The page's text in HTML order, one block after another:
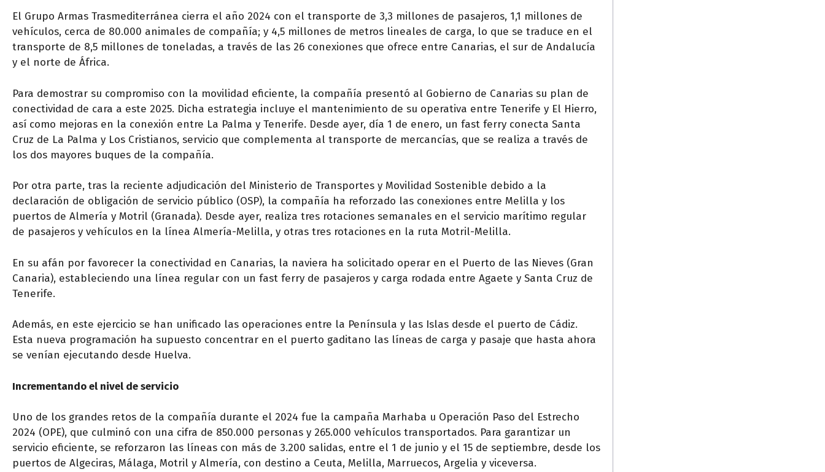
El Grupo Armas Trasmediterránea cierra el año 2024 con el transporte de 3,3 millones de pasajeros, 1,1 millones de
vehículos, cerca de 80.000 animales de compañía; y 4,5 millones de metros lineales de carga, lo que se traduce en el
transporte de 8,5 millones de toneladas, a través de las 26 conexiones que ofrece entre Canarias, el sur de Andalucía
y el norte de África.
Para demostrar su compromiso con la movilidad eficiente, la compañía presentó al Gobierno de Canarias su plan de
conectividad de cara a este 2025. Dicha estrategia incluye el mantenimiento de su operativa entre Tenerife y El Hierro,
así como mejoras en la conexión entre La Palma y Tenerife. Desde ayer, día 1 de enero, un fast ferry conecta Santa
Cruz de La Palma y Los Cristianos, servicio que complementa al transporte de mercancías, que se realiza a través de
los dos mayores buques de la compañía.
Por otra parte, tras la reciente adjudicación del Ministerio de Transportes y Movilidad Sostenible debido a la
declaración de obligación de servicio público (OSP), la compañía ha reforzado las conexiones entre Melilla y los
puertos de Almería y Motril (Granada). Desde ayer, realiza tres rotaciones semanales en el servicio marítimo regular
de pasajeros y vehículos en la línea Almería-Melilla, y otras tres rotaciones en la ruta Motril-Melilla.
En su afán por favorecer la conectividad en Canarias, la naviera ha solicitado operar en el Puerto de las Nieves (Gran
Canaria), estableciendo una línea regular con un fast ferry de pasajeros y carga rodada entre Agaete y Santa Cruz de
Tenerife.
Además, en este ejercicio se han unificado las operaciones entre la Península y las Islas desde el puerto de Cádiz.
Esta nueva programación ha supuesto concentrar en el puerto gaditano las líneas de carga y pasaje que hasta ahora
se venían ejecutando desde Huelva.
Incrementando el nivel de servicio
Uno de los grandes retos de la compañía durante el 2024 fue la campaña Marhaba u Operación Paso del Estrecho
2024 (OPE), que culminó con una cifra de 850.000 personas y 265.000 vehículos transportados. Para garantizar un
servicio eficiente, se reforzaron las líneas con más de 3.200 salidas, entre el 1 de junio y el 15 de septiembre, desde los
puertos de Algeciras, Málaga, Motril y Almería, con destino a Ceuta, Melilla, Marruecos, Argelia y viceversa.